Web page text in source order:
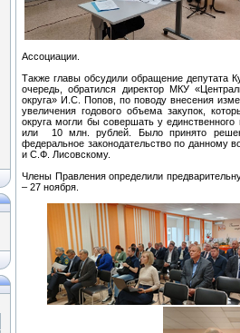
Ассоциации.
Также главы обсудили обращение депутата
очередь, обратился директор МКУ
округа» И.С. Попов, по поводу внесения
увеличения годового объема закупок,
округа могли бы совершать у
или 10 млн. рублей. Было принято
федеральное законодательство по данному
и С.Ф. Лисовскому.
Члены Правления определили
– 27 ноября.